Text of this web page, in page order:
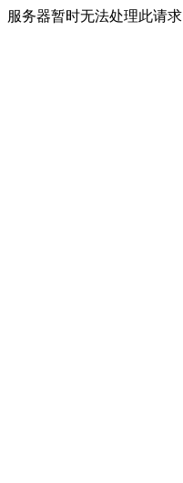
服务器暂时无法处理此请求